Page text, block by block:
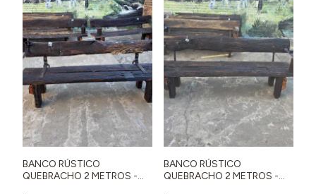
BANCO RÚSTICO
QUEBRACHO 2 METROS -
BANCO RÚSTICO
QUEBRACHO 2 METROS -